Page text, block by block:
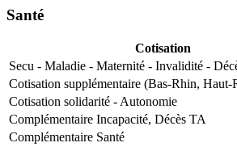
Santé
Cotisation
Secu - Maladie - Maternité - Invalidité -
Cotisation supplémentaire (Bas-Rhin,
Cotisation solidarité - Autonomie
Complémentaire Incapacité, Décès TA
Complémentaire Santé